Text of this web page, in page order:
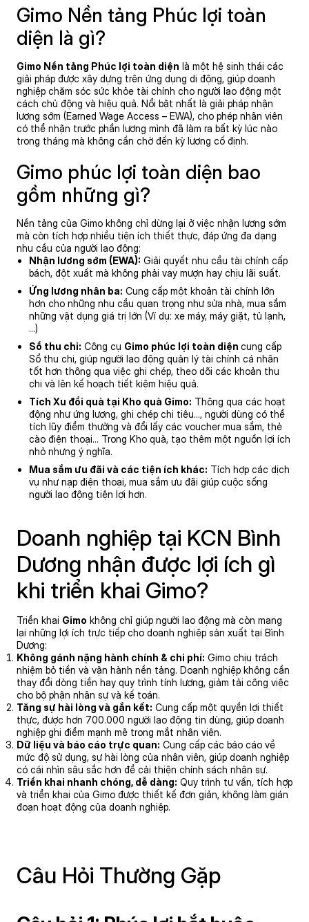
Gimo Nền tảng Phúc lợi toàn
diện là gì?
Gimo Nền tảng Phúc lợi toàn diện là một hệ sinh thái các
giải pháp được xây dựng trên ứng dụng di động, giúp doanh
nghiệp chăm sóc sức khỏe tài chính cho người lao động một
cách chủ động và hiệu quả. Nổi bật nhất là giải pháp nhận
lương sớm (Earned Wage Access – EWA), cho phép nhân viên
có thể nhận trước phần lương mình đã làm ra bất kỳ lúc nào
trong tháng mà không cần chờ đến kỳ lương cố định.
Gimo phúc lợi toàn diện bao
gồm những gì?
Nền tảng của Gimo không chỉ dừng lại ở việc nhận lương sớm
mà còn tích hợp nhiều tiện ích thiết thực, đáp ứng đa dạng
nhu cầu của người lao động:
Nhận lương sớm (EWA): Giải quyết nhu cầu tài chính cấp
bách, đột xuất mà không phải vay mượn hay chịu lãi suất.
Ứng lương nhân ba: Cung cấp một khoản tài chính lớn
hơn cho những nhu cầu quan trọng như sửa nhà, mua sắm
những vật dụng giá trị lớn (Ví dụ: xe máy, máy giặt, tủ lạnh,
…)
Sổ thu chi: Công cụ Gimo phúc lợi toàn diện cung cấp
Sổ thu chi, giúp người lao động quản lý tài chính cá nhân
tốt hơn thông qua việc ghi chép, theo dõi các khoản thu
chi và lên kế hoạch tiết kiệm hiệu quả.
Tích Xu đổi quà tại Kho quà Gimo: Thông qua các hoạt
động như ứng lương, ghi chép chi tiêu…, người dùng có thể
tích lũy điểm thưởng và đổi lấy các voucher mua sắm, thẻ
cào điện thoại… Trong Kho quà, tạo thêm một nguồn lợi ích
nhỏ nhưng ý nghĩa.
Mua sắm ưu đãi và các tiện ích khác: Tích hợp các dịch
vụ như nạp điện thoại, mua sắm ưu đãi giúp cuộc sống
người lao động tiện lợi hơn.
Doanh nghiệp tại KCN Bình
Dương nhận được lợi ích gì
khi triển khai Gimo?
Triển khai Gimo không chỉ giúp người lao động mà còn mang
lại những lợi ích trực tiếp cho doanh nghiệp sản xuất tại Bình
Dương:
Không gánh nặng hành chính & chi phí: Gimo chịu trách
nhiệm bỏ tiền và vận hành nền tảng. Doanh nghiệp không cần
thay đổi dòng tiền hay quy trình tính lương, giảm tải công việc
cho bộ phận nhân sự và kế toán.
Tăng sự hài lòng và gắn kết: Cung cấp một quyền lợi thiết
thực, được hơn 700.000 người lao động tin dùng, giúp doanh
nghiệp ghi điểm mạnh mẽ trong mắt nhân viên.
Dữ liệu và báo cáo trực quan: Cung cấp các báo cáo về
mức độ sử dụng, sự hài lòng của nhân viên, giúp doanh nghiệp
có cái nhìn sâu sắc hơn để cải thiện chính sách nhân sự.
Triển khai nhanh chóng, dễ dàng: Quy trình tư vấn, tích hợp
và triển khai của Gimo được thiết kế đơn giản, không làm gián
đoạn hoạt động của doanh nghiệp.
Câu Hỏi Thường Gặp